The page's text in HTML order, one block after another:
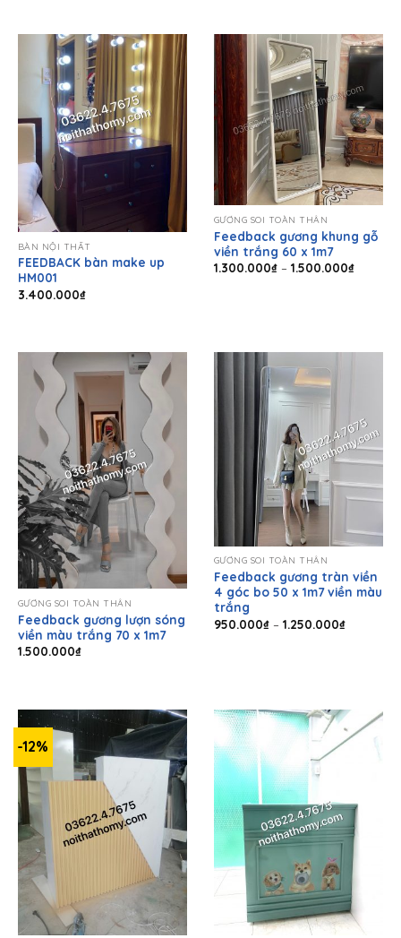
1.120.000₫
BÀN NỘI THẤT
FEEDBACK bàn make up
HM001
3.400.000₫
GƯƠNG SOI TOÀN THÂN
Feedback gương khung gỗ
viền trắng 60 x 1m7
1.300.000₫ – 1.500.000₫Khoảng
GƯƠNG SOI TOÀN THÂN
Feedback gương lượn sóng
viền màu trắng 70 x 1m7
1.500.000₫
GƯƠNG SOI TOÀN THÂN
Feedback gương tràn viền
4 góc bo 50 x 1m7 viền màu
trắng
950.000₫ – 1.250.000₫Khoảng
-12%